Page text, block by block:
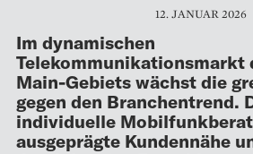
12. JANUAR 2026
Im dynamischen
Telekommunikationsmarkt
Main-Gebiets wächst die
gegen den Branchentrend.
individuelle
ausgeprägte Kundennähe